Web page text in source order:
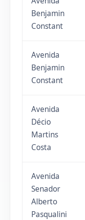
Benjamin
Constant
Avenida
Benjamin
Constant
Avenida
Décio
Martins
Costa
Avenida
Senador
Alberto
Pasqualini